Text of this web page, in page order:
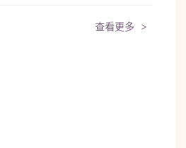
查看更多 >